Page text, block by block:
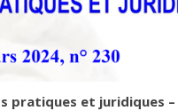
pratiques et juridiques –